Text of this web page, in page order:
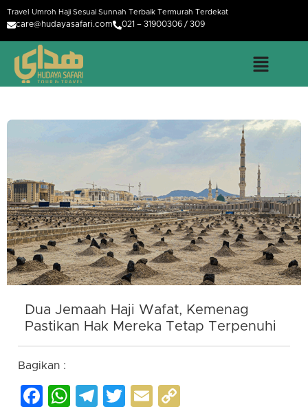
Travel Umroh Haji Sesuai Sunnah Terbaik Termurah Terdekat
care@hudayasafari.com 021 – 31900306 / 309
Dua Jemaah Haji Wafat, Kemenag
Pastikan Hak Mereka Tetap Terpenuhi
Bagikan :
Facebook
WhatsApp
Telegram
Twitter
Email